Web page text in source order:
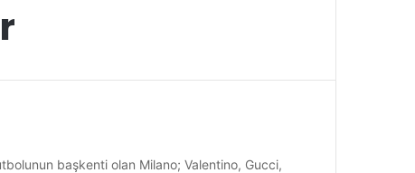
başkenti olan Milano; Valentino, Gucci,